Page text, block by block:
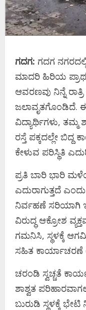
ಗದಗ: ಗದಗ
ಮಾದರಿ ಹಿರಿಯ
ಆವರಣವು ನಿನ್ನೆ
ಜಲಾವೃತಗೊಂಡಿದೆ.
ವಿದ್ಯಾರ್ಥಿಗಳು,
ರಸ್ತೆ ಪಕ್ಕದಲ್ಲೇ ಬಿದ್ದ
ಕೇಳುವ ಪರಿಸ್ಥಿತಿ
ಪ್ರತಿ ಬಾರಿ ಭಾರಿ
ಎದುರಾಗುತ್ತದೆ
ನಿರ್ವಹಣೆ ಸರಿಯಾಗಿ
ವಿರುದ್ಧ ಆಕ್ರೋಶ
ಗಮನಿಸಿ, ಸ್ಥಳಕ್ಕೆ
ಸಹಿತ ಕಾರ್ಯಾಚರಣೆ
ಚರಂಡಿ ಸ್ವಚ್ಚತೆ
ಶಾಶ್ವತ
ಬುರುಡಿ ಸ್ಥಳಕ್ಕೆ ಭೇಟಿ